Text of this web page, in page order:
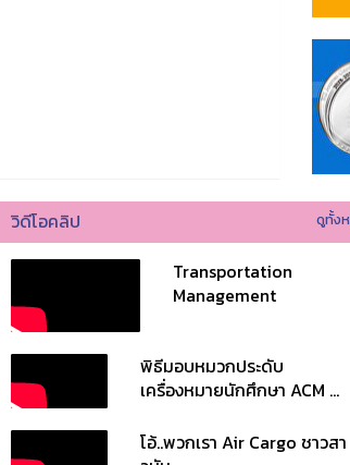
วิดีโอคลิป ดูทั้ง
Transportation
Management
พิธีมอบหมวกประดับ
เครื่องหมายนักศึกษา ACM ...
โอ้..พวกเรา Air Cargo ชาวสา